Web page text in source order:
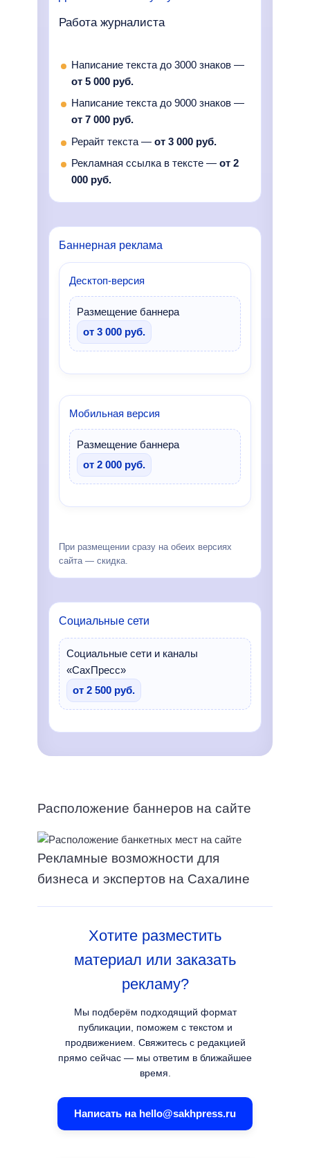
Работа журналиста
Написание текста до 3000 знаков —
от 5 000 руб.
Написание текста до 9000 знаков —
от 7 000 руб.
Рерайт текста — от 3 000 руб.
Рекламная ссылка в тексте — от 2
000 руб.
Баннерная реклама
Десктоп-версия
Размещение баннера
от 3 000 руб.
Мобильная версия
Размещение баннера
от 2 000 руб.
При размещении сразу на обеих версиях
сайта — скидка.
Социальные сети
Социальные сети и каналы
«СахПресс»
от 2 500 руб.
Расположение баннеров на сайте
Рекламные возможности для
бизнеса и экспертов на Сахалине
Хотите разместить
материал или заказать
рекламу?
Мы подберём подходящий формат
публикации, поможем с текстом и
продвижением. Свяжитесь с редакцией
прямо сейчас — мы ответим в ближайшее
время.
Написать на hello@sakhpress.ru